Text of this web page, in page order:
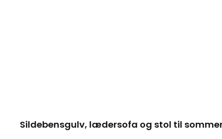
Sildebensgulv, lædersofa og stol til